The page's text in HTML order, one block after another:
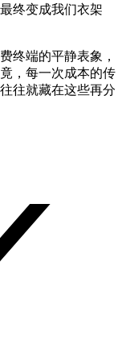
终变成我们衣架
终端的平静表象，
，每一次成本的传
往就藏在这些再分